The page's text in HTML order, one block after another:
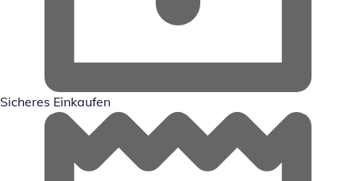
Sicheres Einkaufen